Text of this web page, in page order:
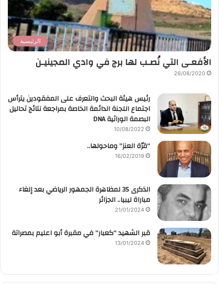
الرئيسية
الأفعـى التي نُصـب لها برج في وادي المجينيـن
26/08/2020
رئيس هيئة البحث والتعرف على المفقودين يترأس
اجتماع اللجنة الدائمة الخاصة بمراجعة نتائج تحاليل
البصمة الوراثية DNA
10/08/2022
“قرّة العنز” وماحولها..
16/02/2019
الذكرى 35 لمظاهرة الجمهور الرياضي بعد إلغاء
مباراة ليبيا.. الجزائر
21/01/2024
قبر الشهيد “كعبار” في مقبرة أبو اعليم بمصراتة
13/01/2024